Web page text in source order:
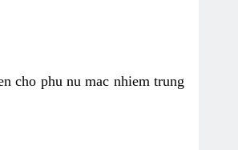
cho phu nu mac nhiem trung